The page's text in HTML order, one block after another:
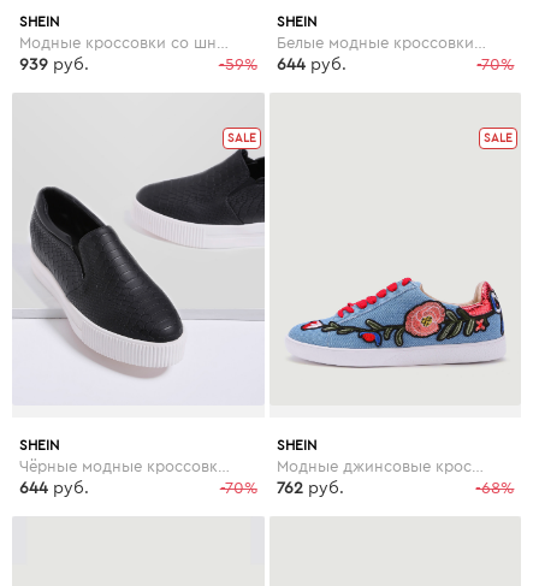
SHEIN
-59%
939 руб.
SHEIN
-70%
644 руб.
SALE
SHEIN
-70%
644 руб.
SALE
SHEIN
Модные джинсовые кроссовки со шнуровкой и цветочной вышивкой
-68%
762 руб.